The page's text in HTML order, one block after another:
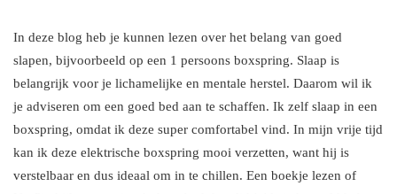
In deze blog heb je kunnen lezen over het belang van goed
slapen, bijvoorbeeld op een 1 persoons boxspring. Slaap is
belangrijk voor je lichamelijke en mentale herstel. Daarom wil ik
je adviseren om een goed bed aan te schaffen. Ik zelf slaap in een
boxspring, omdat ik deze super comfortabel vind. In mijn vrije tijd
kan ik deze elektrische boxspring mooi verzetten, want hij is
verstelbaar en dus ideaal om in te chillen. Een boekje lezen of